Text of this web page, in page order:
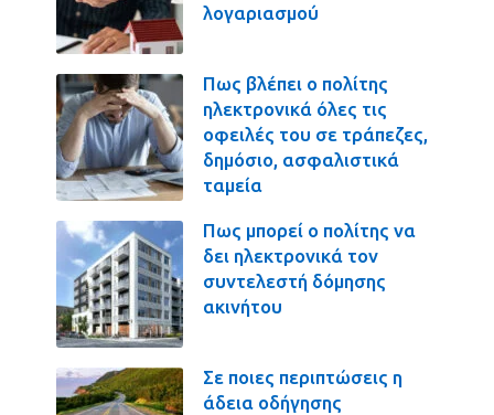
λογαριασμού
Πως βλέπει ο πολίτης
ηλεκτρονικά όλες τις
οφειλές του σε τράπεζες,
δημόσιο, ασφαλιστικά
ταμεία
Πως μπορεί ο πολίτης να
δει ηλεκτρονικά τον
συντελεστή δόμησης
ακινήτου
Σε ποιες περιπτώσεις η
άδεια οδήγησης